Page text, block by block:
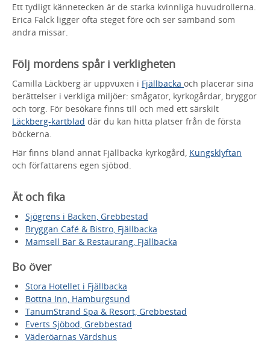
Ett tydligt kännetecken är de starka kvinnliga huvudrollerna.
Erica Falck ligger ofta steget före och ser samband som
andra missar.
Följ mordens spår i verkligheten
Camilla Läckberg är uppvuxen i Fjällbacka och placerar sina
berättelser i verkliga miljöer: smågator, kyrkogårdar, bryggor
och torg. För besökare finns till och med ett särskilt
Läckberg-kartblad där du kan hitta platser från de första
böckerna.
Här finns bland annat Fjällbacka kyrkogård, Kungsklyftan
och författarens egen sjöbod.
Ät och fika
Sjögrens i Backen, Grebbestad
Bryggan Café & Bistro, Fjällbacka
Mamsell Bar & Restaurang, Fjällbacka
Bo över
Stora Hotellet i Fjällbacka
Bottna Inn, Hamburgsund
TanumStrand Spa & Resort, Grebbestad
Everts Sjöbod, Grebbestad
Väderöarnas Värdshus